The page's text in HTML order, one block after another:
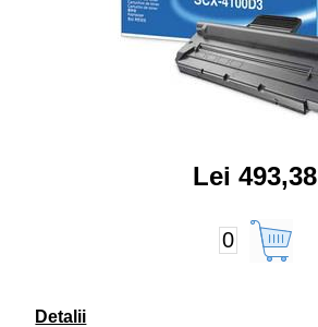
Lei 493,38
0
Detalii